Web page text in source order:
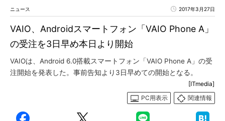
ニュース 2017年3月27日
VAIO、Androidスマートフォン「VAIO Phone A」
の受注を3日早め本日より開始
VAIOは、Android 6.0搭載スマートフォン「VAIO Phone A」の受
注開始を発表した。事前告知より3日早めての開始となる。
[ITmedia]
PC用表示
関連情報